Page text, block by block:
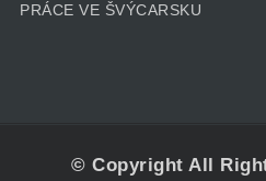
PRÁCE VE ŠVÝCARSKU
© Copyright All